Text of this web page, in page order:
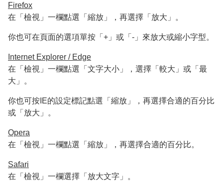
Firefox
在「檢視」一欄點選「縮放」，再選擇「放大」。
你也可在頁面的選項單按「+」或「-」來放大或縮小字型。
Internet Explorer / Edge
在「檢視」一欄點選「文字大小」，選擇「較大」或「最
大」。
你也可按IE的設定標記點選「縮放」，再選擇合適的百分比
或「放大」。
Opera
在「檢視」一欄點選「縮放」，再選擇合適的百分比。
Safari
在「檢視」一欄選擇「放大文字」。